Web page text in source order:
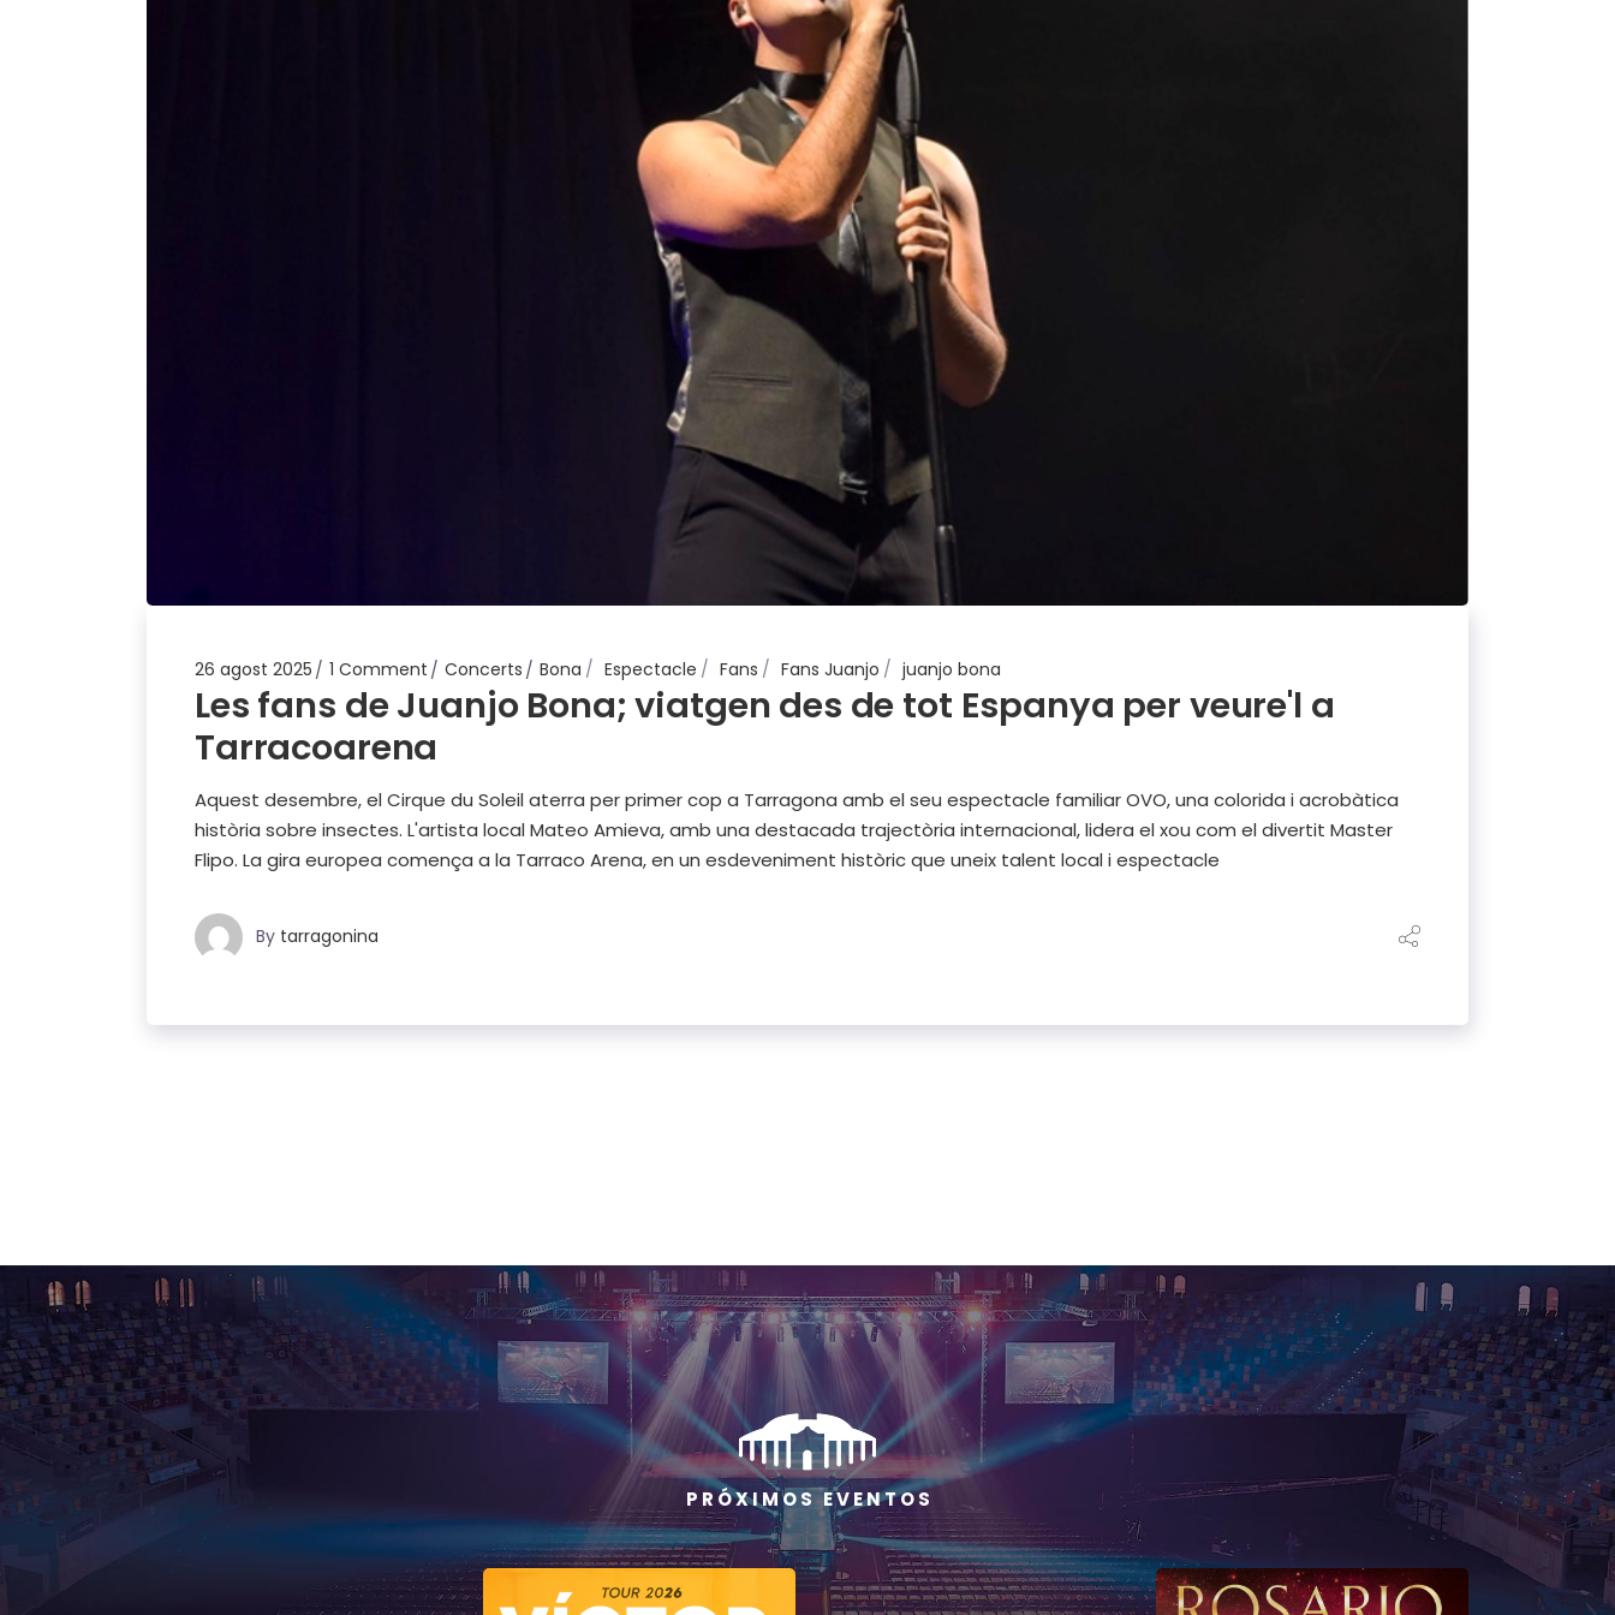
26 agost 2025 1 Comment Concerts Bona Espectacle Fans Fans Juanjo juanjo bona
Les fans de Juanjo Bona; viatgen des de tot Espanya per veure'l a
Tarracoarena
Aquest desembre, el Cirque du Soleil aterra per primer cop a Tarragona amb el seu espectacle familiar OVO, una colorida i acrobàtica
història sobre insectes. L'artista local Mateo Amieva, amb una destacada trajectòria internacional, lidera el xou com el divertit Master
Flipo. La gira europea comença a la Tarraco Arena, en un esdeveniment històric que uneix talent local i espectacle
By tarragonina
P R Ó X I M O S E V E N T O S